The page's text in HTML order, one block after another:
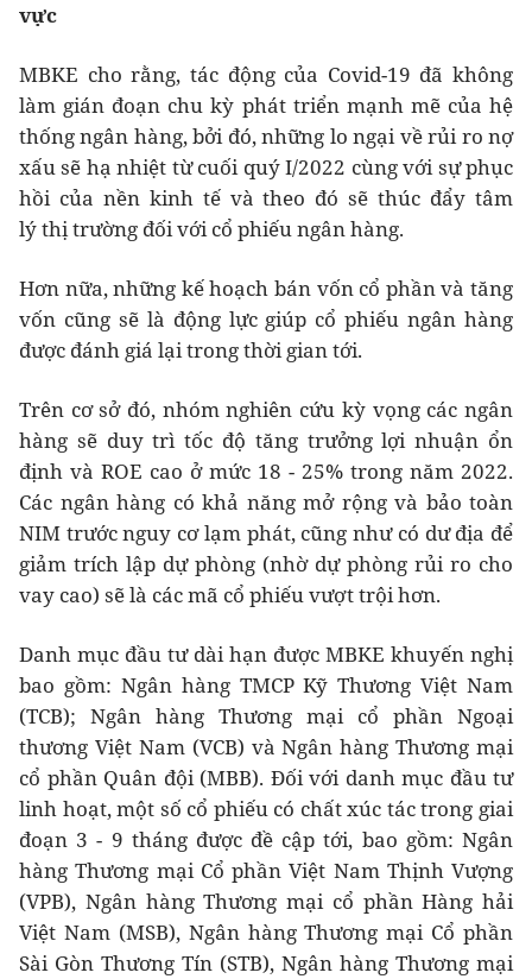
vực
MBKE cho rằng, tác động của Covid-19 đã không
làm gián đoạn chu kỳ phát triển mạnh mẽ của hệ
thống ngân hàng, bởi đó, những lo ngại về rủi ro nợ
xấu sẽ hạ nhiệt từ cuối quý I/2022 cùng với sự phục
hồi của nền kinh tế và theo đó sẽ thúc đẩy tâm
lý thị trường đối với cổ phiếu ngân hàng.
Hơn nữa, những kế hoạch bán vốn cổ phần và tăng
vốn cũng sẽ là động lực giúp cổ phiếu ngân hàng
được đánh giá lại trong thời gian tới.
Trên cơ sở đó, nhóm nghiên cứu kỳ vọng các ngân
hàng sẽ duy trì tốc độ tăng trưởng lợi nhuận ổn
định và ROE cao ở mức 18 - 25% trong năm 2022.
Các ngân hàng có khả năng mở rộng và bảo toàn
NIM trước nguy cơ lạm phát, cũng như có dư địa để
giảm trích lập dự phòng (nhờ dự phòng rủi ro cho
vay cao) sẽ là các mã cổ phiếu vượt trội hơn.
Danh mục đầu tư dài hạn được MBKE khuyến nghị
bao gồm: Ngân hàng TMCP Kỹ Thương Việt Nam
(TCB); Ngân hàng Thương mại cổ phần Ngoại
thương Việt Nam (VCB) và Ngân hàng Thương mại
cổ phần Quân đội (MBB). Đối với danh mục đầu tư
linh hoạt, một số cổ phiếu có chất xúc tác trong giai
đoạn 3 - 9 tháng được đề cập tới, bao gồm: Ngân
hàng Thương mại Cổ phần Việt Nam Thịnh Vượng
(VPB), Ngân hàng Thương mại cổ phần Hàng hải
Việt Nam (MSB), Ngân hàng Thương mại Cổ phần
Sài Gòn Thương Tín (STB), Ngân hàng Thương mại